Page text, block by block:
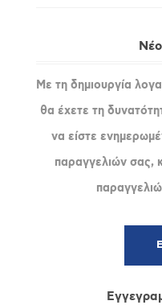
Με τη δημιουργία
θα έχετε τη
να είστε
παραγγελιών σας,